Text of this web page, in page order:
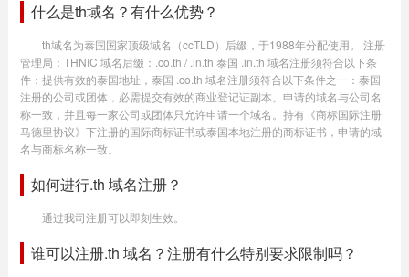
什么是th域名？有什么优势？
th域名为泰国国家顶级域名（ccTLD）后缀，于1988年分配使用。 注册
管理局：THNIC 域名后缀：.co.th / .in.th 泰国 .in.th 域名注册须符合以下条
件：提供有效的泰国地址，泰国 .co.th 域名注册须符合以下条件之一：泰国
注册的公司或团体，必需提交有效的商业登记证副本。申请的域名与公司名
称一致，并且每一家公司或团体只允许申请一个域名。持有《商标国际注册
马德里协议》下注册的国际商标证书或泰国本地注册的商标证书，申请的域
名与商标名称一致。
如何进行.th 域名注册？
通过我司注册可以即刻生效。
谁可以注册.th 域名？注册有什么特别要求限制吗？